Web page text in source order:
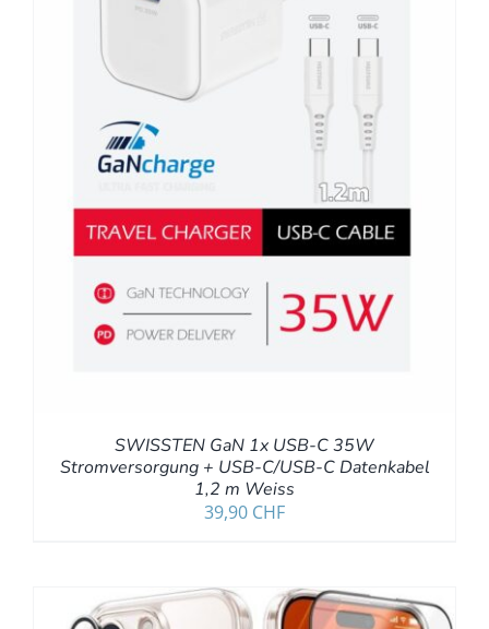
SWISSTEN GaN 1x USB-C 35W
Stromversorgung + USB-C/USB-C Datenkabel
1,2 m Weiss
39,90 CHF